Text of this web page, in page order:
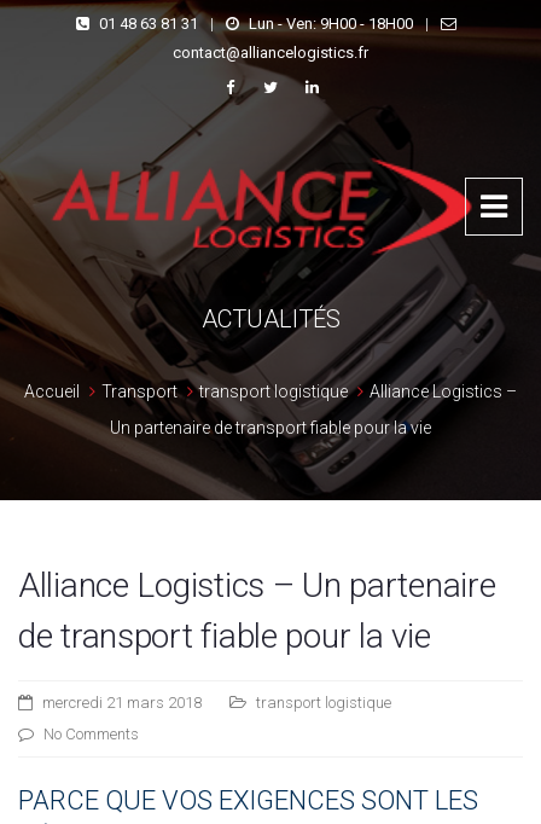
01 48 63 81 31 | Lun - Ven: 9H00 - 18H00
|
contact@alliancelogistics.fr
ACTUALITÉS
Accueil Transport transport logistique
Alliance Logistics –
Un partenaire de transport fiable pour la vie
Alliance Logistics – Un partenaire
de transport fiable pour la vie
mercredi 21 mars 2018
transport logistique
No Comments
PARCE QUE VOS EXIGENCES SONT LES